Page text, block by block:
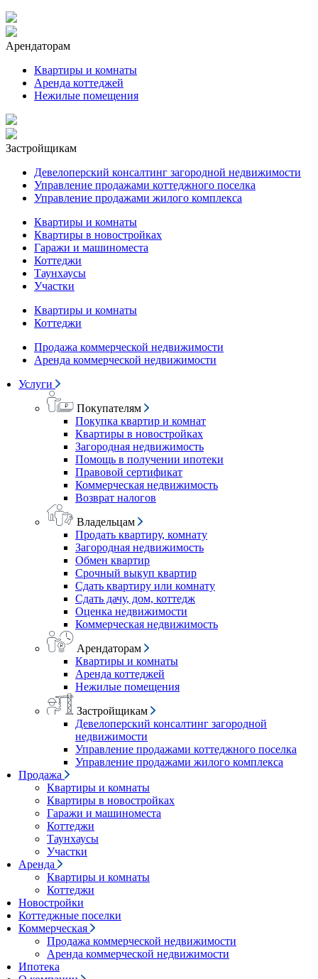
Арендаторам
Квартиры и комнаты
Аренда коттеджей
Нежилые помещения
Застройщикам
Девелоперский консалтинг загородной недвижимости
Управление продажами коттеджного поселка
Управление продажами жилого комплекса
Квартиры и комнаты
Квартиры в новостройках
Гаражи и машиноместа
Коттеджи
Таунхаусы
Участки
Квартиры и комнаты
Коттеджи
Продажа коммерческой недвижимости
Аренда коммерческой недвижимости
Услуги
Покупателям
Покупка квартир и комнат
Квартиры в новостройках
Загородная недвижимость
Помощь в получении ипотеки
Правовой сертификат
Коммерческая недвижимость
Возврат налогов
Владельцам
Продать квартиру, комнату
Загородная недвижимость
Обмен квартир
Срочный выкуп квартир
Сдать квартиру или комнату
Сдать дачу, дом, коттедж
Оценка недвижимости
Коммерческая недвижимость
Арендаторам
Квартиры и комнаты
Аренда коттеджей
Нежилые помещения
Застройщикам
Девелоперский консалтинг загородной
недвижимости
Управление продажами коттеджного поселка
Управление продажами жилого комплекса
Продажа
Квартиры и комнаты
Квартиры в новостройках
Гаражи и машиноместа
Коттеджи
Таунхаусы
Участки
Аренда
Квартиры и комнаты
Коттеджи
Новостройки
Коттеджные поселки
Коммерческая
Продажа коммерческой недвижимости
Аренда коммерческой недвижимости
Ипотека